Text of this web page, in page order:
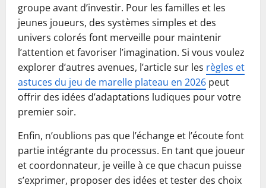
groupe avant d’investir. Pour les familles et les
jeunes joueurs, des systèmes simples et des
univers colorés font merveille pour maintenir
l’attention et favoriser l’imagination. Si vous voulez
explorer d’autres avenues, l’article sur les règles et
astuces du jeu de marelle plateau en 2026 peut
offrir des idées d’adaptations ludiques pour votre
premier soir.
Enfin, n’oublions pas que l’échange et l’écoute font
partie intégrante du processus. En tant que joueur
et coordonnateur, je veille à ce que chacun puisse
s’exprimer, proposer des idées et tester des choix